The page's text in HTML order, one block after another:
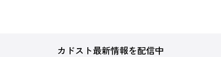
カドスト最新情報を配信中